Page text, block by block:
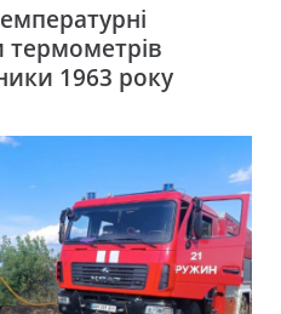
термометрів
1963 року